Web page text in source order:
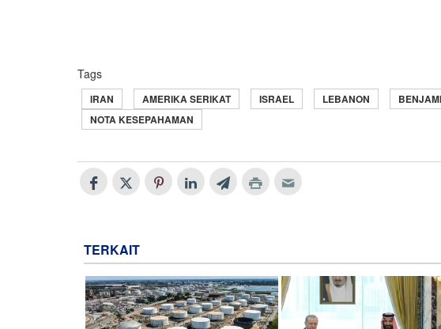
Tags
IRAN AMERIKA SERIKAT ISRAEL LEBANON
NOTA KESEPAHAMAN
TERKAIT